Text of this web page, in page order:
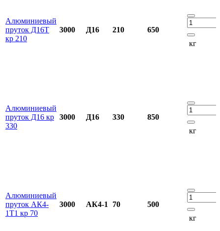
Алюминиевый
пруток Д16Т
кр 210
3000 Д16 210
650
кг
Алюминиевый
пруток Д16 кр
330
3000 Д16 330
850
кг
Алюминиевый
пруток АК4-
1Т1 кр 70
3000 АК4-1 70
500
кг